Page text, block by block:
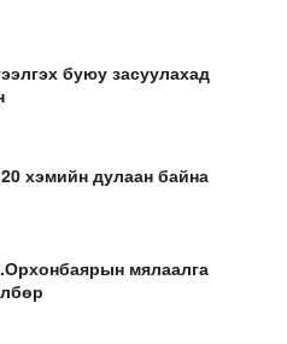
буюу засуулахад
хэмийн дулаан байна
мялаалга